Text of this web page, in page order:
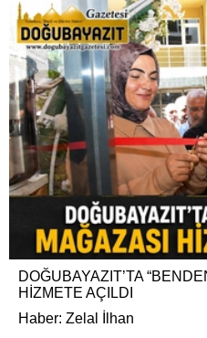
DOĞUBAYAZIT’TA
HİZMETE AÇILDI
Haber: Zelal İlhan